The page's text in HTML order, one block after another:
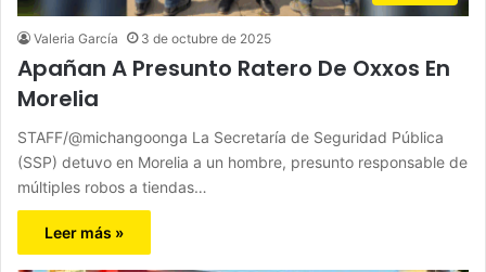
Valeria García 3 de octubre de 2025
Apañan A Presunto Ratero De Oxxos En
Morelia
STAFF/@michangoonga La Secretaría de Seguridad Pública
(SSP) detuvo en Morelia a un hombre, presunto responsable de
múltiples robos a tiendas…
Leer más »